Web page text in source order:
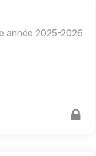
année 2025-2026